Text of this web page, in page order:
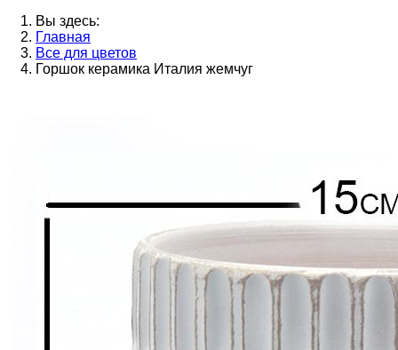
Вы здесь:
Главная
Все для цветов
Горшок керамика Италия жемчуг